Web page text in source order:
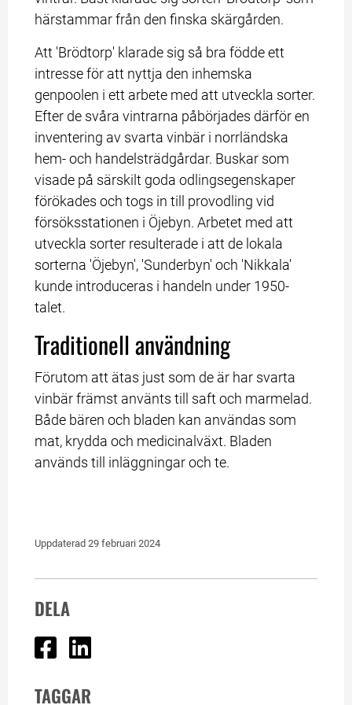
härstammar från den finska skärgården.
Att 'Brödtorp' klarade sig så bra födde ett
intresse för att nyttja den inhemska
genpoolen i ett arbete med att utveckla sorter.
Efter de svåra vintrarna påbörjades därför en
inventering av svarta vinbär i norrländska
hem- och handelsträdgårdar. Buskar som
visade på särskilt goda odlingsegenskaper
förökades och togs in till provodling vid
försöksstationen i Öjebyn. Arbetet med att
utveckla sorter resulterade i att de lokala
sorterna 'Öjebyn', 'Sunderbyn' och 'Nikkala'
kunde introduceras i handeln under 1950-
talet.
Traditionell användning
Förutom att ätas just som de är har svarta
vinbär främst använts till saft och marmelad.
Både bären och bladen kan användas som
mat, krydda och medicinalväxt. Bladen
används till inläggningar och te.
Uppdaterad 29 februari 2024
DELA
Dela på Facebook
TAGGAR